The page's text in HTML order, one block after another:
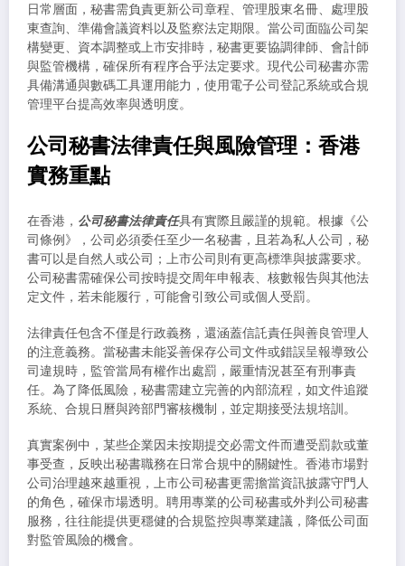
日常層面，秘書需負責更新公司章程、管理股東名冊、處理股
東查詢、準備會議資料以及監察法定期限。當公司面臨公司架
構變更、資本調整或上市安排時，秘書更要協調律師、會計師
與監管機構，確保所有程序合乎法定要求。現代公司秘書亦需
具備溝通與數碼工具運用能力，使用電子公司登記系統或合規
管理平台提高效率與透明度。
公司秘書法律責任與風險管理：香港
實務重點
在香港， 公司秘書法律責任具有實際且嚴謹的規範。根據《公
司條例》，公司必須委任至少一名秘書，且若為私人公司，秘
書可以是自然人或公司；上市公司則有更高標準與披露要求。
公司秘書需確保公司按時提交周年申報表、核數報告與其他法
定文件，若未能履行，可能會引致公司或個人受罰。
法律責任包含不僅是行政義務，還涵蓋信託責任與善良管理人
的注意義務。當秘書未能妥善保存公司文件或錯誤呈報導致公
司違規時，監管當局有權作出處罰，嚴重情況甚至有刑事責
任。為了降低風險，秘書需建立完善的內部流程，如文件追蹤
系統、合規日曆與跨部門審核機制，並定期接受法規培訓。
真實案例中，某些企業因未按期提交必需文件而遭受罰款或董
事受查，反映出秘書職務在日常合規中的關鍵性。香港市場對
公司治理越來越重視，上市公司秘書更需擔當資訊披露守門人
的角色，確保市場透明。聘用專業的公司秘書或外判公司秘書
服務，往往能提供更穩健的合規監控與專業建議，降低公司面
對監管風險的機會。